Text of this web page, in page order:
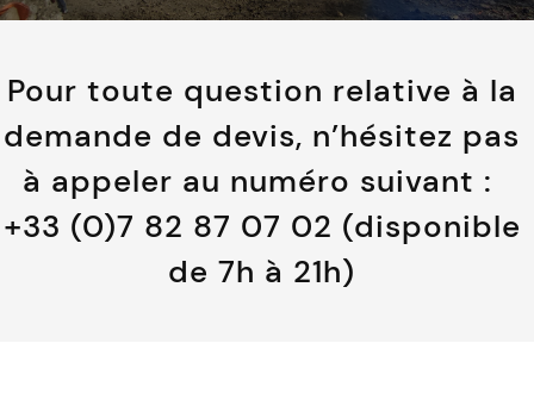
Pour toute question relative à la
demande de devis, n’hésitez pas
à appeler au numéro suivant :
+33 (0)7 82 87 07 02 (disponible
de 7h à 21h)